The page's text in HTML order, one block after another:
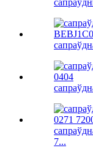
7...